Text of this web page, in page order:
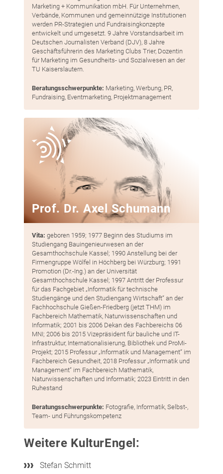
Marketing + Kommunikation mbH. Für Unternehmen,
Verbände, Kommunen und gemeinnützige Institutionen
werden PR-Strategien und Fundraisingkonzepte
entwickelt und umgesetzt. 9 Jahre Vorstandsarbeit im
Deutschen Journalisten Verband (DJV), 8 Jahre
Geschäftsführerin des Marketing Clubs Trier, Dozentin
für Marketing im Gesundheits- und Sozialwesen an der
TU Kaiserslautern.
Beratungsschwerpunkte: Marketing, Werbung, PR,
Fundraising, Eventmarketing, Projektmanagement
Prof. Dr. Axel Schumann
Vita: geboren 1959; 1977 Beginn des Studiums im
Studiengang Bauingenieurwesen an der
Gesamthochschule Kassel; 1990 Anstellung bei der
Firmengruppe Wölfel in Höchberg bei Würzburg; 1991
Promotion (Dr.-Ing.) an der Universität
Gesamthochschule Kassel; 1997 Antritt der Professur
für das Fachgebiet „Informatik für technische
Studiengänge und den Studiengang Wirtschaft“ an der
Fachhochschule Gießen-Friedberg (jetzt THM) im
Fachbereich Mathematik, Naturwissenschaften und
Informatik; 2001 bis 2006 Dekan des Fachbereichs 06
MNI; 2006 bis 2015 Vizepräsident für bauliche und IT-
Infrastruktur, Internationalisierung, Bibliothek und ProMi-
Projekt; 2015 Professur „Informatik und Management“ im
Fachbereich Gesundheit, 2018 Professur „Informatik und
Management“ im Fachbereich Mathematik,
Naturwissenschaften und Informatik; 2023 Eintritt in den
Ruhestand
Beratungsschwerpunkte: Fotografie, Informatik, Selbst-,
Team- und Führungskompetenz
Weitere Kultur­Engel:
Stefan Schmitt